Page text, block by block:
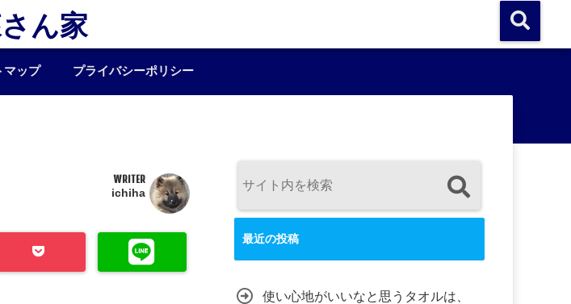
ん家
マップ プライバシーポリシー
WRITER
ichiha
最近の投稿
使い心地がいいなと思うタオルは、